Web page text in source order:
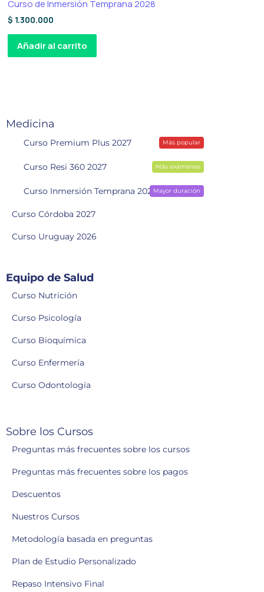
Curso de Inmersión Temprana 2028
$ 1.300.000
Añadir al carrito
Medicina
Curso Premium Plus 2027 Más popular
Curso Resi 360 2027 Más exámenes
Curso Inmersión Temprana 2028Mayor duración
Curso Córdoba 2027
Curso Uruguay 2026
Equipo de Salud
Curso Nutrición
Curso Psicología
Curso Bioquímica
Curso Enfermería
Curso Odontología
Sobre los Cursos
Preguntas más frecuentes sobre los cursos
Preguntas más frecuentes sobre los pagos
Descuentos
Nuestros Cursos
Metodología basada en preguntas
Plan de Estudio Personalizado
Repaso Intensivo Final